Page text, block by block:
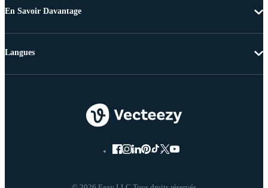
En Savoir Davantage
Langues